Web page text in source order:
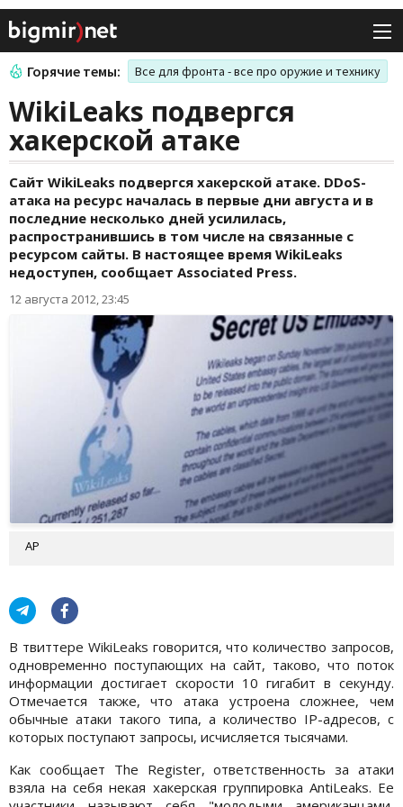
Горячие темы: Все для фронта - все про оружие и технику
WikiLeaks подвергся
хакерской атаке
Сайт WikiLeaks подвергся хакерской атаке. DDoS-
атака на ресурс началась в первые дни августа и в
последние несколько дней усилилась,
распространившись в том числе на связанные с
ресурсом сайты. В настоящее время WikiLeaks
недоступен, сообщает Associated Press.
12 августа 2012, 23:45
АР
В твиттере WikiLeaks говорится, что количество запросов,
одновременно поступающих на сайт, таково, что поток
информации достигает скорости 10 гигабит в секунду.
Отмечается также, что атака устроена сложнее, чем
обычные атаки такого типа, а количество IP-адресов, с
которых поступают запросы, исчисляется тысячами.
Как сообщает The Register, ответственность за атаки
взяла на себя некая хакерская группировка AntiLeaks. Ее